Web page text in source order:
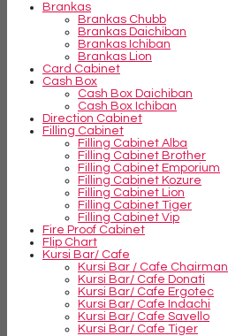
Brankas
Brankas Chubb
Brankas Daichiban
Brankas Ichiban
Brankas Lion
Card Cabinet
Cash Box
Cash Box Daichiban
Cash Box Ichiban
Direction Cabinet
Filling Cabinet
Filling Cabinet Alba
Filling Cabinet Brother
Filling Cabinet Emporium
Filling Cabinet Kozure
Filling Cabinet Lion
Filling Cabinet Tiger
Filling Cabinet Vip
Fire Proof Cabinet
Flip Chart
Kursi Bar/ Cafe
Kursi Bar / Cafe Chairman
Kursi Bar/ Cafe Donati
Kursi Bar/ Cafe Ergotec
Kursi Bar/ Cafe Indachi
Kursi Bar/ Cafe Savello
Kursi Bar/ Cafe Tiger